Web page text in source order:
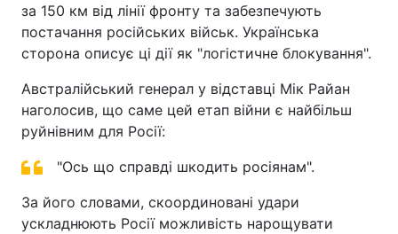
за 150 км від лінії фронту та забезпечують
постачання російських військ. Українська
сторона описує ці дії як "логістичне блокування".
Австралійський генерал у відставці Мік Райан
наголосив, що саме цей етап війни є найбільш
руйнівним для Росії:
"Ось що справді шкодить росіянам".
За його словами, скоординовані удари
ускладнюють Росії можливість нарощувати